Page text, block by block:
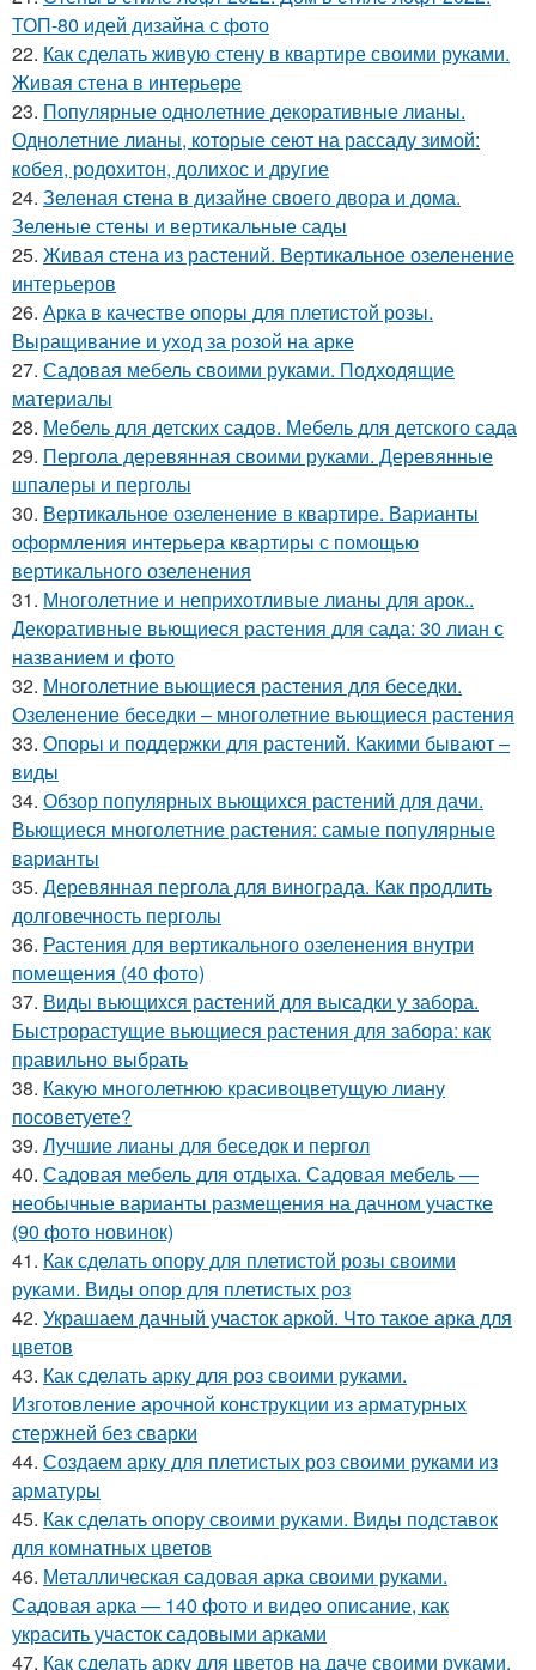
ТОП-80 идей дизайна с фото
22. Как сделать живую стену в квартире своими руками.
Живая стена в интерьере
23. Популярные однолетние декоративные лианы.
Однолетние лианы, которые сеют на рассаду зимой:
кобея, родохитон, долихос и другие
24. Зеленая стена в дизайне своего двора и дома.
Зеленые стены и вертикальные сады
25. Живая стена из растений. Вертикальное озеленение
интерьеров
26. Арка в качестве опоры для плетистой розы.
Выращивание и уход за розой на арке
27. Садовая мебель своими руками. Подходящие
материалы
28. Мебель для детских садов. Мебель для детского сада
29. Пергола деревянная своими руками. Деревянные
шпалеры и перголы
30. Вертикальное озеленение в квартире. Варианты
оформления интерьера квартиры с помощью
вертикального озеленения
31. Многолетние и неприхотливые лианы для арок..
Декоративные вьющиеся растения для сада: 30 лиан с
названием и фото
32. Многолетние вьющиеся растения для беседки.
Озеленение беседки – многолетние вьющиеся растения
33. Опоры и поддержки для растений. Какими бывают –
виды
34. Обзор популярных вьющихся растений для дачи.
Вьющиеся многолетние растения: самые популярные
варианты
35. Деревянная пергола для винограда. Как продлить
долговечность перголы
36. Растения для вертикального озеленения внутри
помещения (40 фото)
37. Виды вьющихся растений для высадки у забора.
Быстрорастущие вьющиеся растения для забора: как
правильно выбрать
38. Какую многолетнюю красивоцветущую лиану
посоветуете?
39. Лучшие лианы для беседок и пергол
40. Садовая мебель для отдыха. Садовая мебель —
необычные варианты размещения на дачном участке
(90 фото новинок)
41. Как сделать опору для плетистой розы своими
руками. Виды опор для плетистых роз
42. Украшаем дачный участок аркой. Что такое арка для
цветов
43. Как сделать арку для роз своими руками.
Изготовление арочной конструкции из арматурных
стержней без сварки
44. Создаем арку для плетистых роз своими руками из
арматуры
45. Как сделать опору своими руками. Виды подставок
для комнатных цветов
46. Металлическая садовая арка своими руками.
Садовая арка — 140 фото и видео описание, как
украсить участок садовыми арками
47. Как сделать арку для цветов на даче своими руками.